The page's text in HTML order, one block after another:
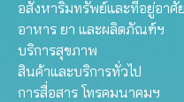
อสังหาริมทรัพย์และที่อยู่อาศัย
อาหาร ยา และผลิตภัณฑ์ฯ
บริการสุขภาพ
สินค้าและบริการทั่วไป
การสื่อสาร โทรคมนาคมฯ